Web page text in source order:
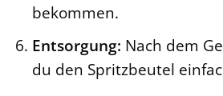
bekommen.
Entsorgung: Nach dem
du den Spritzbeutel